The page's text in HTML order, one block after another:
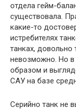
отдела гейм-
существовала.
какие-то
истребителях
танках, довольно
невозможно. Но в
образом и
САУ на базе
Серийно танк не